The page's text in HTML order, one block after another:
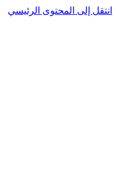
انتقل إلى المحتوى الرئيسي